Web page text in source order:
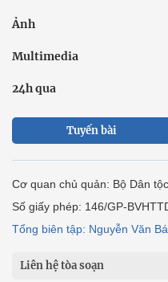
Ảnh
Multimedia
24h qua
Tuyến bài
Cơ quan chủ quản: Bộ Dân
Số giấy phép: 146/GP-
Tổng biên tập: Nguyễn Văn Bá
Liên hệ tòa soạn